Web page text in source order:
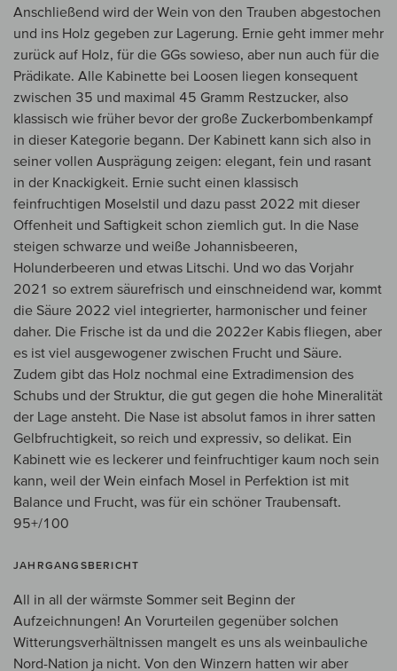
Anschließend wird der Wein von den Trauben abgestochen
und ins Holz gegeben zur Lagerung. Ernie geht immer mehr
zurück auf Holz, für die GGs sowieso, aber nun auch für die
Prädikate. Alle Kabinette bei Loosen liegen konsequent
zwischen 35 und maximal 45 Gramm Restzucker, also
klassisch wie früher bevor der große Zuckerbombenkampf
in dieser Kategorie begann. Der Kabinett kann sich also in
seiner vollen Ausprägung zeigen: elegant, fein und rasant
in der Knackigkeit. Ernie sucht einen klassisch
feinfruchtigen Moselstil und dazu passt 2022 mit dieser
Offenheit und Saftigkeit schon ziemlich gut. In die Nase
steigen schwarze und weiße Johannisbeeren,
Holunderbeeren und etwas Litschi. Und wo das Vorjahr
2021 so extrem säurefrisch und einschneidend war, kommt
die Säure 2022 viel integrierter, harmonischer und feiner
daher. Die Frische ist da und die 2022er Kabis fliegen, aber
es ist viel ausgewogener zwischen Frucht und Säure.
Zudem gibt das Holz nochmal eine Extradimension des
Schubs und der Struktur, die gut gegen die hohe Mineralität
der Lage ansteht. Die Nase ist absolut famos in ihrer satten
Gelbfruchtigkeit, so reich und expressiv, so delikat. Ein
Kabinett wie es leckerer und feinfruchtiger kaum noch sein
kann, weil der Wein einfach Mosel in Perfektion ist mit
Balance und Frucht, was für ein schöner Traubensaft.
95+/100
JAHRGANGSBERICHT
All in all der wärmste Sommer seit Beginn der
Aufzeichnungen! An Vorurteilen gegenüber solchen
Witterungsverhältnissen mangelt es uns als weinbauliche
Nord-Nation ja nicht. Von den Winzern hatten wir aber